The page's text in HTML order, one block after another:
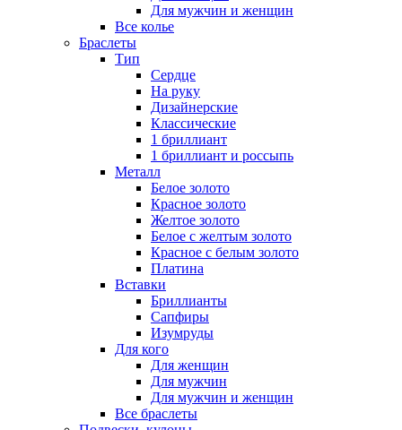
Для мужчин и женщин
Все колье
Браслеты
Тип
Сердце
На руку
Дизайнерские
Классические
1 бриллиант
1 бриллиант и россыпь
Металл
Белое золото
Красное золото
Желтое золото
Белое с желтым золото
Красное с белым золото
Платина
Вставки
Бриллианты
Сапфиры
Изумруды
Для кого
Для женщин
Для мужчин
Для мужчин и женщин
Все браслеты